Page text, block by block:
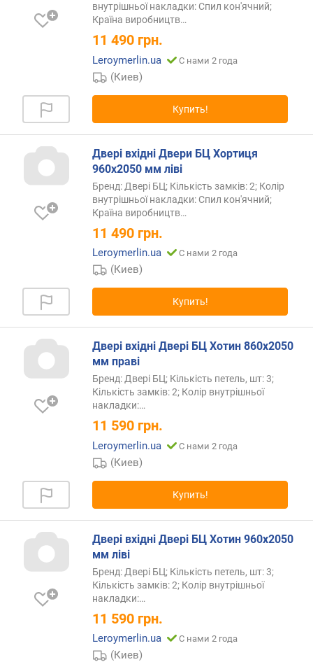
внутрішньої накладки: Спил кон'ячний;
Країна виробництв…
11 490 грн.
Leroymerlin.ua С нами 2 года
(Киев)
Купить!
Двері вхідні Двери БЦ Хортиця
960х2050 мм ліві
Бренд: Двері БЦ; Кількість замків: 2; Колір
внутрішньої накладки: Спил кон'ячний;
Країна виробництв…
11 490 грн.
Leroymerlin.ua С нами 2 года
(Киев)
Купить!
Двері вхідні Двері БЦ Хотин 860х2050
мм праві
Бренд: Двері БЦ; Кількість петель, шт: 3;
Кількість замків: 2; Колір внутрішньої
накладки:…
11 590 грн.
Leroymerlin.ua С нами 2 года
(Киев)
Купить!
Двері вхідні Двері БЦ Хотин 960х2050
мм ліві
Бренд: Двері БЦ; Кількість петель, шт: 3;
Кількість замків: 2; Колір внутрішньої
накладки:…
11 590 грн.
Leroymerlin.ua С нами 2 года
(Киев)